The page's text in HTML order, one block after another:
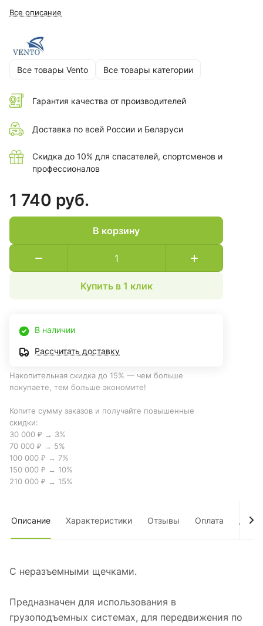
Все описание
Все товары Vento Все товары категории
Гарантия качества от производителей
Доставка по всей России и Беларуси
Скидка до 10% для спасателей, спортсменов и
профессионалов
1 740 руб.
В корзину
Купить в 1 клик
В наличии
Рассчитать доставку
Накопительная скидка до 15% — чем больше
покупаете, тем больше экономите!
Копите сумму заказов и получайте повышенные
скидки:
30 000 ₽ → 3%
70 000 ₽ → 5%
100 000 ₽ → 7%
150 000 ₽ → 10%
210 000 ₽ → 15%
Описание Характеристики Отзывы Оплата
С неразъемными щечками.
Предназначен для использования в
грузоподъемных системах, для передвижения по